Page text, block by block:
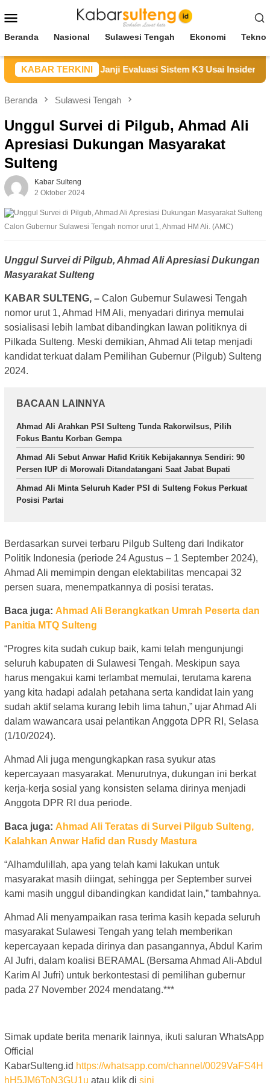
ke
Mobile
Beranda Nasional Sulawesi Tengah Ekonomi
KABAR TERKINI
Sampaikan Duka, Janji Evaluasi Sistem K3 Usai Insiden
Beranda Sulawesi Tengah
Unggul Survei di Pilgub, Ahmad Ali
Apresiasi Dukungan Masyarakat
Sulteng
Kabar Sulteng
2 Oktober 2024
Calon Gubernur Sulawesi Tengah nomor urut 1, Ahmad HM Ali. (AMC)
Unggul Survei di Pilgub, Ahmad Ali Apresiasi Dukungan
Masyarakat Sulteng
KABAR SULTENG, – Calon Gubernur Sulawesi Tengah
nomor urut 1, Ahmad HM Ali, menyadari dirinya memulai
sosialisasi lebih lambat dibandingkan lawan politiknya di
Pilkada Sulteng. Meski demikian, Ahmad Ali tetap menjadi
kandidat terkuat dalam Pemilihan Gubernur (Pilgub) Sulteng
2024.
BACAAN LAINNYA
Ahmad Ali Arahkan PSI Sulteng Tunda Rakorwilsus, Pilih
Fokus Bantu Korban Gempa
Ahmad Ali Sebut Anwar Hafid Kritik Kebijakannya Sendiri: 90
Persen IUP di Morowali Ditandatangani Saat Jabat Bupati
Ahmad Ali Minta Seluruh Kader PSI di Sulteng Fokus Perkuat
Posisi Partai
Berdasarkan survei terbaru Pilgub Sulteng dari Indikator
Politik Indonesia (periode 24 Agustus – 1 September 2024),
Ahmad Ali memimpin dengan elektabilitas mencapai 32
persen suara, menempatkannya di posisi teratas.
Baca juga: Ahmad Ali Berangkatkan Umrah Peserta dan
Panitia MTQ Sulteng
“Progres kita sudah cukup baik, kami telah mengunjungi
seluruh kabupaten di Sulawesi Tengah. Meskipun saya
harus mengakui kami terlambat memulai, terutama karena
yang kita hadapi adalah petahana serta kandidat lain yang
sudah aktif selama kurang lebih lima tahun,” ujar Ahmad Ali
dalam wawancara usai pelantikan Anggota DPR RI, Selasa
(1/10/2024).
Ahmad Ali juga mengungkapkan rasa syukur atas
kepercayaan masyarakat. Menurutnya, dukungan ini berkat
kerja-kerja sosial yang konsisten selama dirinya menjadi
Anggota DPR RI dua periode.
Baca juga: Ahmad Ali Teratas di Survei Pilgub Sulteng,
Kalahkan Anwar Hafid dan Rusdy Mastura
“Alhamdulillah, apa yang telah kami lakukan untuk
masyarakat masih diingat, sehingga per September survei
kami masih unggul dibandingkan kandidat lain,” tambahnya.
Ahmad Ali menyampaikan rasa terima kasih kepada seluruh
masyarakat Sulawesi Tengah yang telah memberikan
kepercayaan kepada dirinya dan pasangannya, Abdul Karim
Al Jufri, dalam koalisi BERAMAL (Bersama Ahmad Ali-Abdul
Karim Al Jufri) untuk berkontestasi di pemilihan gubernur
pada 27 November 2024 mendatang.***
Simak update berita menarik lainnya, ikuti saluran WhatsApp
Official
KabarSulteng.id https://whatsapp.com/channel/0029VaFS4H
hH5JM6ToN3GU1u atau klik di sini